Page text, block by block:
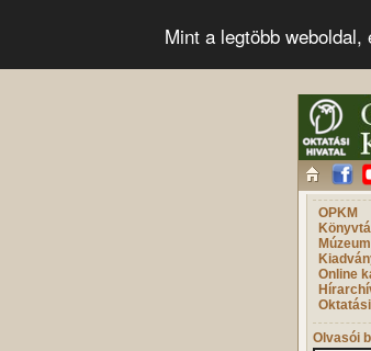
Mint a legtöbb
OPKM
Múzeum
Online
Olvasói